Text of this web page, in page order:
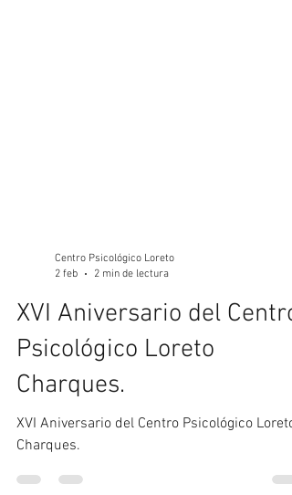
2 feb
2 min de lectura
XVI Aniversario del Centro
Psicológico Loreto
Charques.
Charques.